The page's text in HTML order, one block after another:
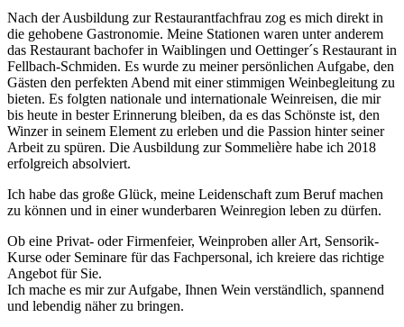
Nach der Ausbildung zur Restaurantfachfrau zog es mich direkt in
die gehobene Gastronomie. Meine Stationen waren unter anderem
das Restaurant bachofer in Waiblingen und Oettinger´s Restaurant in
Fellbach-Schmiden. Es wurde zu meiner persönlichen Aufgabe, den
Gästen den perfekten Abend mit einer stimmigen Weinbegleitung zu
bieten. Es folgten nationale und internationale Weinreisen, die mir
bis heute in bester Erinnerung bleiben, da es das Schönste ist, den
Winzer in seinem Element zu erleben und die Passion hinter seiner
Arbeit zu spüren. Die Ausbildung zur Sommelière habe ich 2018
erfolgreich absolviert.
Ich habe das große Glück, meine Leidenschaft zum Beruf machen
zu können und in einer wunderbaren Weinregion leben zu dürfen.
Ob eine Privat- oder Firmenfeier, Weinproben aller Art, Sensorik-
Kurse oder Seminare für das Fachpersonal, ich kreiere das richtige
Angebot für Sie.
Ich mache es mir zur Aufgabe, Ihnen Wein verständlich, spannend
und lebendig näher zu bringen.